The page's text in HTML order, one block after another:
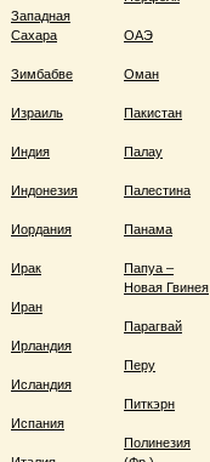
Западная
Сахара
Зимбабве
Израиль
Индия
Индонезия
Иордания
Ирак
Иран
Ирландия
Исландия
Испания
ОАЭ
Оман
Пакистан
Палау
Палестина
Панама
Папуа –
Новая Гвинея
Парагвай
Перу
Питкэрн
Полинезия